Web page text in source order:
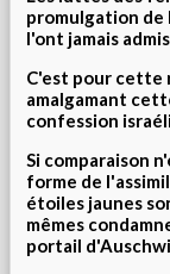
promulgation de
l'ont jamais
C'est pour cette
amalgamant
confession
Si comparaison
forme de
étoiles jaunes
mêmes
portail